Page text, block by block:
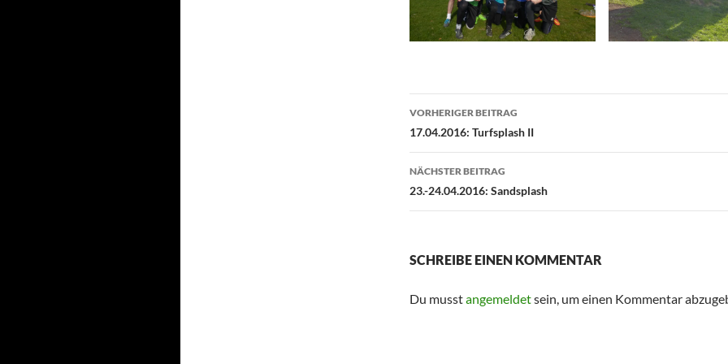
Beitragsnavigation
VORHERIGER BEITRAG
17.04.2016: Turfsplash II
NÄCHSTER BEITRAG
23.-24.04.2016: Sandsplash
SCHREIBE EINEN KOMMENTAR
Du musstangemeldetsein, um einen Kommentar